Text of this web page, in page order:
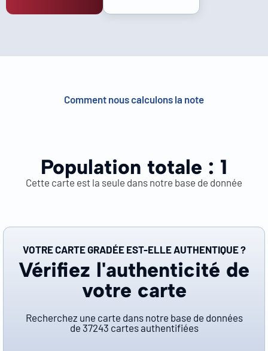
Comment nous calculons la note
Population totale : 1
Cette carte est la seule dans notre base de donnée
VOTRE CARTE GRADÉE EST-ELLE AUTHENTIQUE ?
Vérifiez l'authenticité de
votre carte
Recherchez une carte dans notre base de données
de 37243 cartes authentifiées